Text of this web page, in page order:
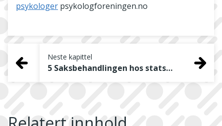
psykologer psykologforeningen.no
Neste kapittel
5 Saksbehandlingen hos statsforvalterne og Statens helsetilsyn